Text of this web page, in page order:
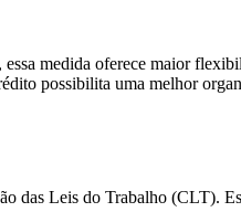
medida oferece maior
possibilita uma melhor
Leis do Trabalho (CLT).